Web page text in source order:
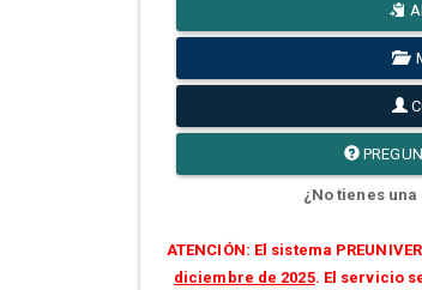
¿No tienes una
ATENCIÓN: El sistema
diciembre de 2025. El servicio